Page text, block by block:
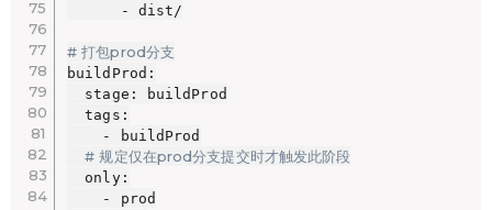
      - dist/
# 打包prod分支
buildProd:
  stage: buildProd
  tags:
    - buildProd
# 规定仅在prod分支提交时才触发此阶段
  only:
    - prod